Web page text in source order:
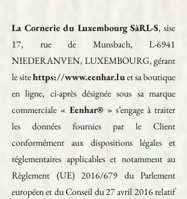
La Cornerie du Luxembourg SàRL-S, sise
17, rue de Munsbach, L-6941
NIEDERANVEN, LUXEMBOURG, gérant
le sitehttps://www.eenhar.luet sa boutique
en ligne, ci-après désignée sous sa marque
commerciale « Eenhar®» s’engage à traiter
les données fournies par le Client
conformément aux dispositions légales et
réglementaires applicables et notamment au
Règlement (UE) 2016/679 du Parlement
européen et du Conseil du 27 avril 2016 relatif